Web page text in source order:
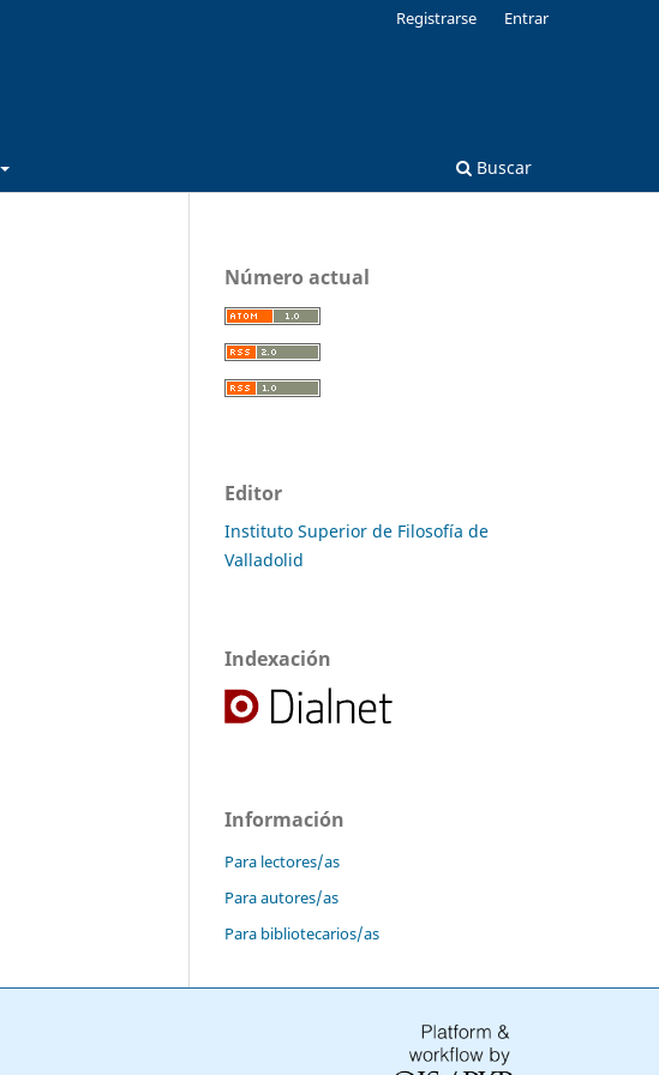
Buscar
Registrarse Entrar
Número actual
Editor
Instituto Superior de Filosofía de
Valladolid
Indexación
Información
Para lectores/as
Para autores/as
Para bibliotecarios/as